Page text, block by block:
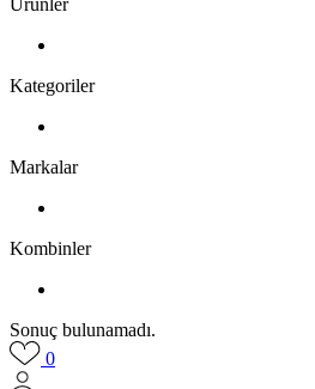
Ürünler
Kategoriler
Markalar
Kombinler
Sonuç bulunamadı.
0